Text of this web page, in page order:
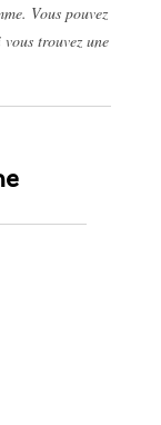
Vous pouvez
trouvez une